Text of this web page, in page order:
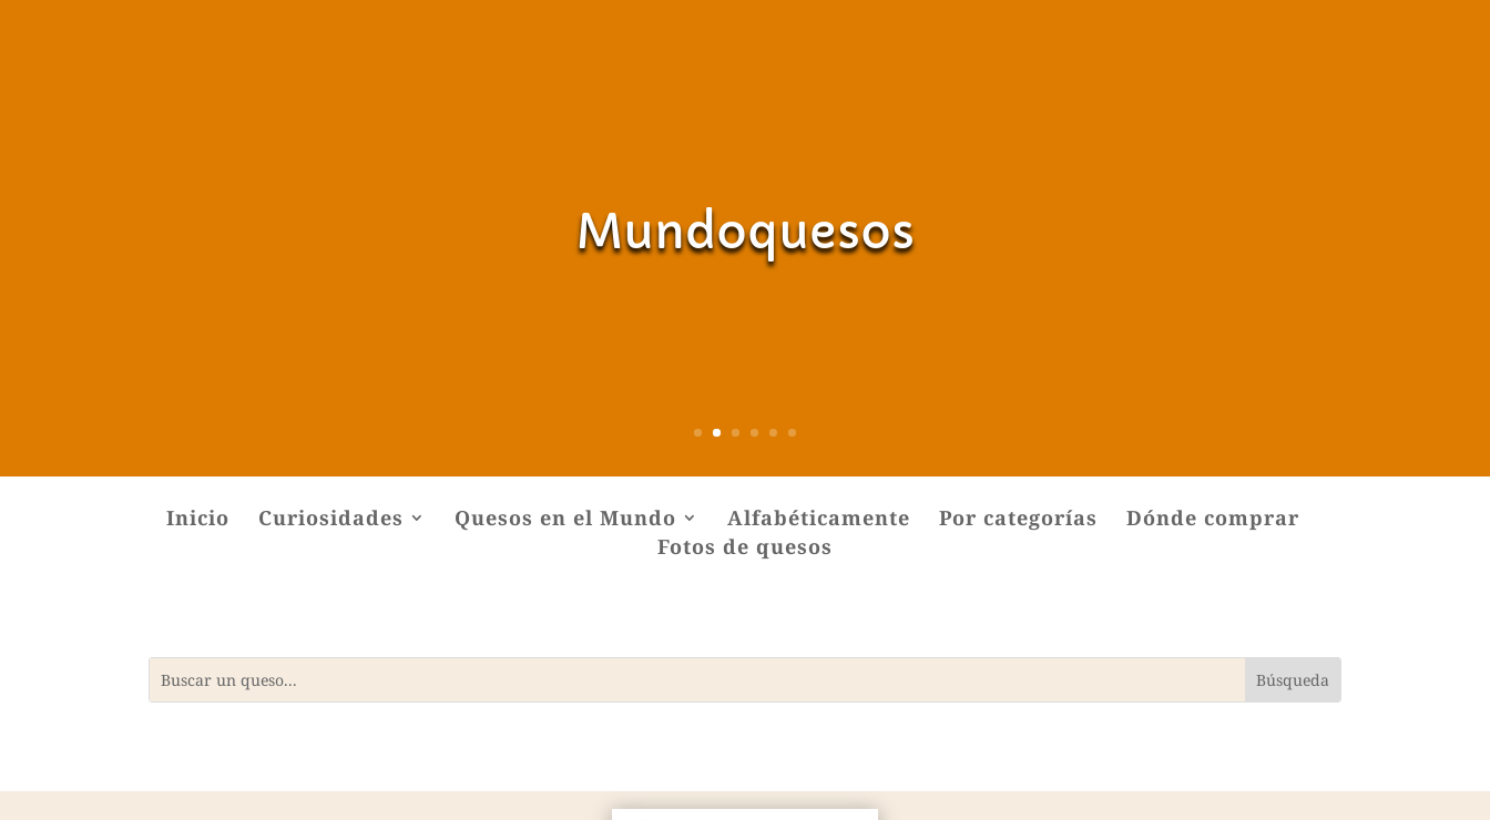
Mundoquesos
Inicio Curiosidades Quesos en el Mundo Alfabéticamente Por categorías
Dónde comprar
Fotos de quesos